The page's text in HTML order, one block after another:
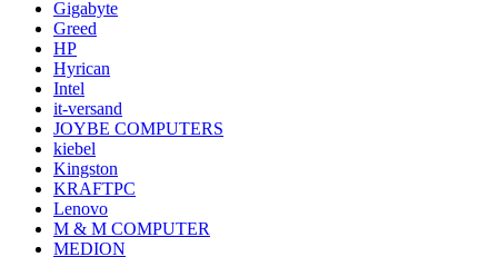
Gigabyte
Greed
HP
Hyrican
Intel
it-versand
JOYBE COMPUTERS
kiebel
Kingston
KRAFTPC
Lenovo
M & M COMPUTER
MEDION